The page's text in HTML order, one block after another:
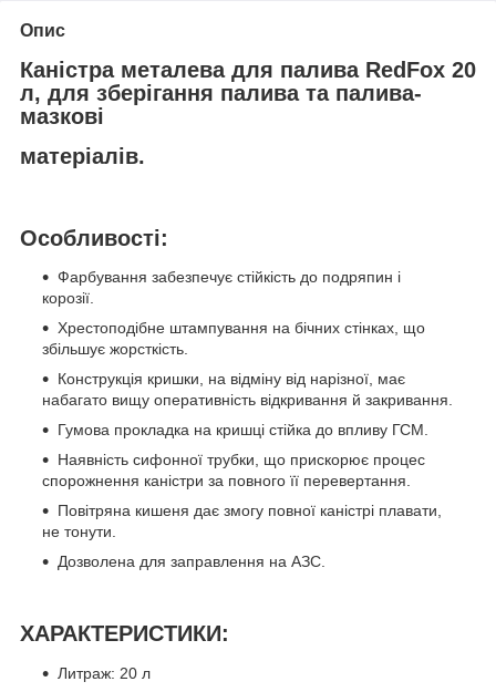
Опис
Каністра металева для палива RedFox 20
л, для зберігання палива та палива-
мазкові
матеріалів.
Особливості:
Фарбування забезпечує стійкість до подряпин і
корозії.
Хрестоподібне штампування на бічних стінках, що
збільшує жорсткість.
Конструкція кришки, на відміну від нарізної, має
набагато вищу оперативність відкривання й закривання.
Гумова прокладка на кришці стійка до впливу ГСМ.
Наявність сифонної трубки, що прискорює процес
спорожнення каністри за повного її перевертання.
Повітряна кишеня дає змогу повної каністрі плавати,
не тонути.
Дозволена для заправлення на АЗС.
ХАРАКТЕРИСТИКИ:
Литраж: 20 л